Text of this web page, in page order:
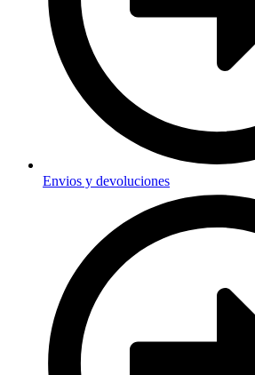
Envios y devoluciones